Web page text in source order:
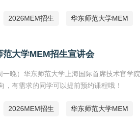
2026MEM招生 华东师范大学MEM
范大学MEM招生宣讲会
一晚）华东师范大学上海国际首席技术官
，有需求的同学可以提前预约课程哦！
2026MEM招生 华东师范大学MEM